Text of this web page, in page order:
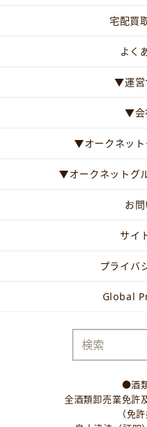
宅配買
よく
▼運営
▼会
▼オークネッ
▼オークネットグ
お
サイ
プライバ
Global
●酒
全酒類卸売業免許
（免